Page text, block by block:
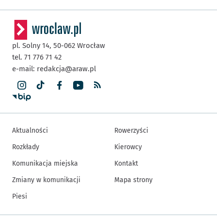
pl. Solny 14, 50-062 Wrocław
tel. 71 776 71 42
e-mail: redakcja@araw.pl
Aktualności
Rozkłady
Komunikacja miejska
Zmiany w komunikacji
Piesi
Rowerzyści
Kierowcy
Kontakt
Mapa strony